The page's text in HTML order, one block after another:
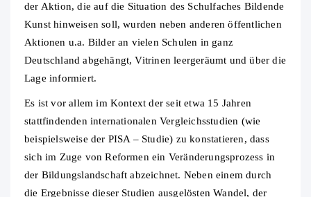
der Aktion, die auf die Situation des Schulfaches Bildende
Kunst hinweisen soll, wurden neben anderen öffentlichen
Aktionen u.a. Bilder an vielen Schulen in ganz
Deutschland abgehängt, Vitrinen leergeräumt und über die
Lage informiert.
Es ist vor allem im Kontext der seit etwa 15 Jahren
stattfindenden internationalen Vergleichsstudien (wie
beispielsweise der PISA – Studie) zu konstatieren, dass
sich im Zuge von Reformen ein Veränderungsprozess in
der Bildungslandschaft abzeichnet. Neben einem durch
die Ergebnisse dieser Studien ausgelösten Wandel, der